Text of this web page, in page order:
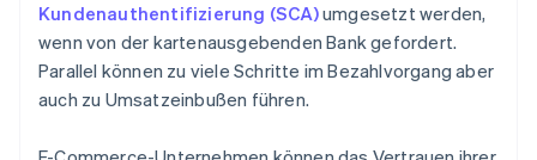
Kundenauthentifizierung (SCA)umgesetzt werden,
wenn von der kartenausgebenden Bank gefordert.
Parallel können zu viele Schritte im Bezahlvorgang aber
auch zu Umsatzeinbußen führen.